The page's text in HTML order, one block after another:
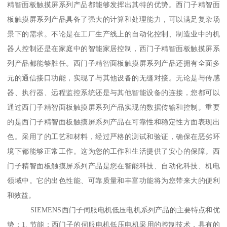
精智面板触摸屏系列产品都能够发挥出其特的优势。西门子精智面
板触摸屏系列产品具备了强大的计算和处理能力，可以满足复杂场
景下的需求。不论是在工厂生产线上的自动化控制、制造业中的机
器人控制还是在家庭中的智能家居控制，西门子精智面板触摸屏系
列产品都能够胜任。西门子精智面板触摸屏系列产品还拥有全面多
元的通信接口功能，实现了与其他设备的无缝对接。无论是与传感
器、执行器、远程监控系统还是与其他智能设备的连接，您都可以
通过西门子精智面板触摸屏系列产品实现的数据传输和控制。重要
的是西门子精智面板触摸屏系列产品在可靠性和稳定性方面表现出
色。采用了的工艺和材料，经过严格的测试和验证，确保在恶劣环
境下都能够正常工作。这为您的工作和生活提供了安心的保障。西
门子精智面板触摸屏系列产品是您在智能科技、自动化科技、机电
领域中。它的出色性能、可靠质量和丰富功能将为您带来大的便利
和效益。
SIEMENS西门子伺服电机低压电机系列产品的主要特点和优
势：1. 节能：西门子的伺服电机低压电机采用的控制技术，具有的